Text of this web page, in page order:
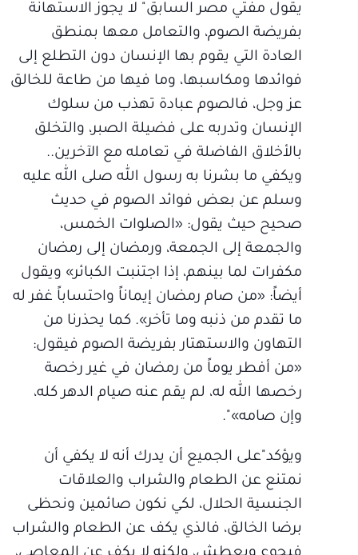
يقول مفتي مصر السابق" لا يجوز الاستهانة
بفريضة الصوم، والتعامل معها بمنطق
العادة التي يقوم بها الإنسان دون التطلع إلى
فوائدها ومكاسبها، وما فيها من طاعة للخالق
عز وجل، فالصوم عبادة تهذب من سلوك
الإنسان وتدربه على فضيلة الصبر، والتخلق
بالأخلاق الفاضلة في تعامله مع الآخرين..
ويكفي ما بشرنا به رسول الله صلى الله عليه
وسلم عن بعض فوائد الصوم في حديث
صحيح حيث يقول: «الصلوات الخمس،
والجمعة إلى الجمعة، ورمضان إلى رمضان
مكفرات لما بينهم، إذا اجتنبت الكبائر» ويقول
أيضاً: «من صام رمضان إيماناً واحتساباً غفر له
ما تقدم من ذنبه وما تأخر». كما يحذرنا من
التهاون والاستهتار بفريضة الصوم فيقول:
«من أفطر يوماً من رمضان في غير رخصة
رخصها الله له، لم يقم عنه صيام الدهر كله،
وإن صامه»".
ويؤكد"على الجميع أن يدرك أنه لا يكفي أن
نمتنع عن الطعام والشراب والعلاقات
الجنسية الحلال، لكي نكون صائمين ونحظى
برضا الخالق، فالذي يكف عن الطعام والشراب